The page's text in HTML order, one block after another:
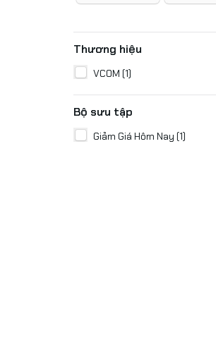
Thương hiệu
VCOM (1)
Bộ sưu tập
Giảm Giá Hôm Nay (1)